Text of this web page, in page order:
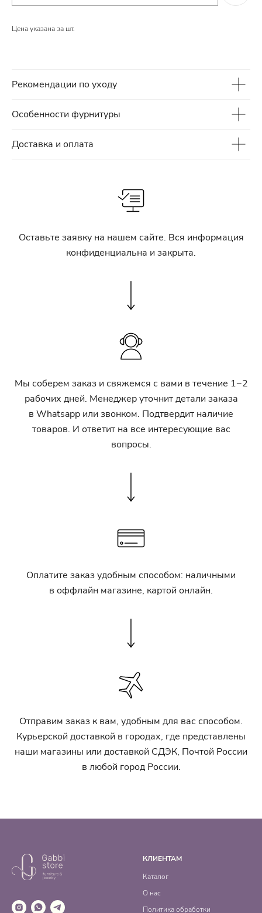
Цена указана за шт.
Рекомендации по уходу
Особенности фурнитуры
Доставка и оплата
Оставьте заявку на нашем сайте. Вся информация
конфиденциальна и закрыта.
Мы соберем заказ и свяжемся с вами в течение 1−2
рабочих дней. Менеджер уточнит детали заказа
в Whatsapp или звонком. Подтвердит наличие
товаров. И ответит на все интересующие вас
вопросы.
Оплатите заказ удобным способом: наличными
в оффлайн магазине, картой онлайн.
Отправим заказ к вам, удобным для вас способом.
Курьерской доставкой в городах, где представлены
наши магазины или доставкой СДЭК, Почтой России
в любой город России.
КЛИЕНТАМ
Каталог
О нас
Политика обработки